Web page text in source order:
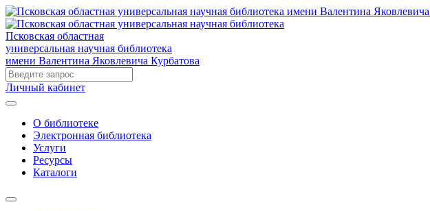
Псковская областная
универсальная научная библиотека
имени Валентина Яковлевича Курбатова
Личный кабинет
О библиотеке
Электронная библиотека
Услуги
Ресурсы
Каталоги